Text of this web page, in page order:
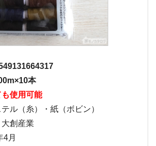
本
使用可能
ル（糸）・紙（ボビン）
創産業
4月